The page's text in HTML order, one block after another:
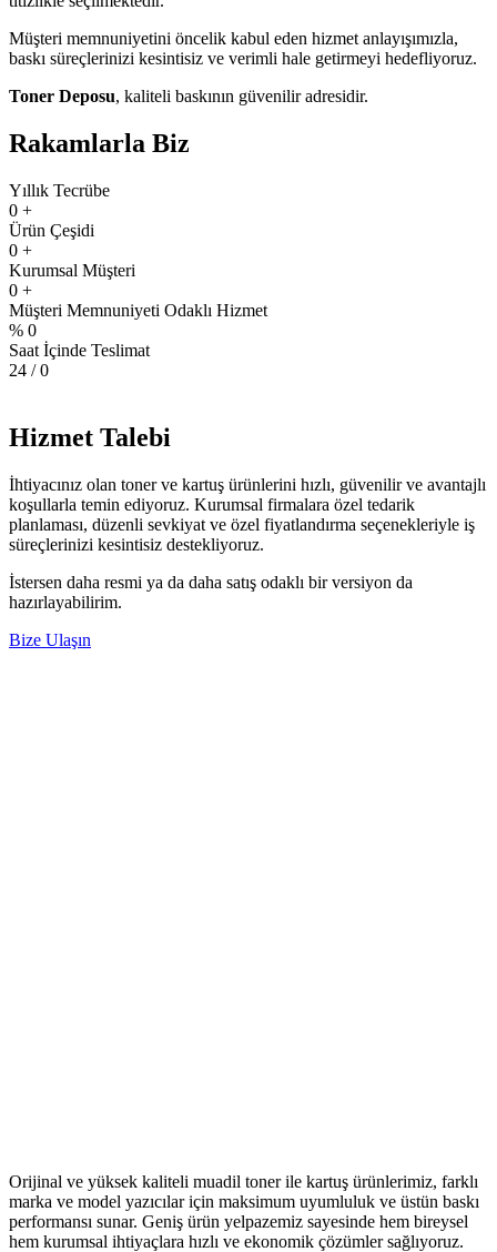
Müşteri memnuniyetini öncelik kabul eden hizmet anlayışımızla,
baskı süreçlerinizi kesintisiz ve verimli hale getirmeyi hedefliyoruz.
Toner Deposu, kaliteli baskının güvenilir adresidir.
Rakamlarla Biz
Yıllık Tecrübe
0 +
Ürün Çeşidi
0 +
Kurumsal Müşteri
0 +
Müşteri Memnuniyeti Odaklı Hizmet
% 0
Saat İçinde Teslimat
24 / 0
Hizmet Talebi
İhtiyacınız olan toner ve kartuş ürünlerini hızlı, güvenilir ve avantajlı
koşullarla temin ediyoruz. Kurumsal firmalara özel tedarik
planlaması, düzenli sevkiyat ve özel fiyatlandırma seçenekleriyle iş
süreçlerinizi kesintisiz destekliyoruz.
İstersen daha resmi ya da daha satış odaklı bir versiyon da
hazırlayabilirim.
Bize Ulaşın
Orijinal ve yüksek kaliteli muadil toner ile kartuş ürünlerimiz, farklı
marka ve model yazıcılar için maksimum uyumluluk ve üstün baskı
performansı sunar. Geniş ürün yelpazemiz sayesinde hem bireysel
hem kurumsal ihtiyaçlara hızlı ve ekonomik çözümler sağlıyoruz.